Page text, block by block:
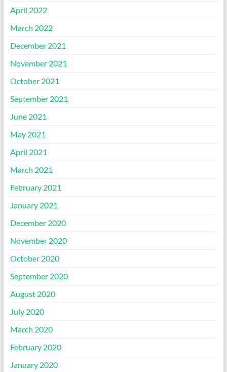
April 2022
March 2022
December 2021
November 2021
October 2021
September 2021
June 2021
May 2021
April 2021
March 2021
February 2021
January 2021
December 2020
November 2020
October 2020
September 2020
August 2020
July 2020
March 2020
February 2020
January 2020